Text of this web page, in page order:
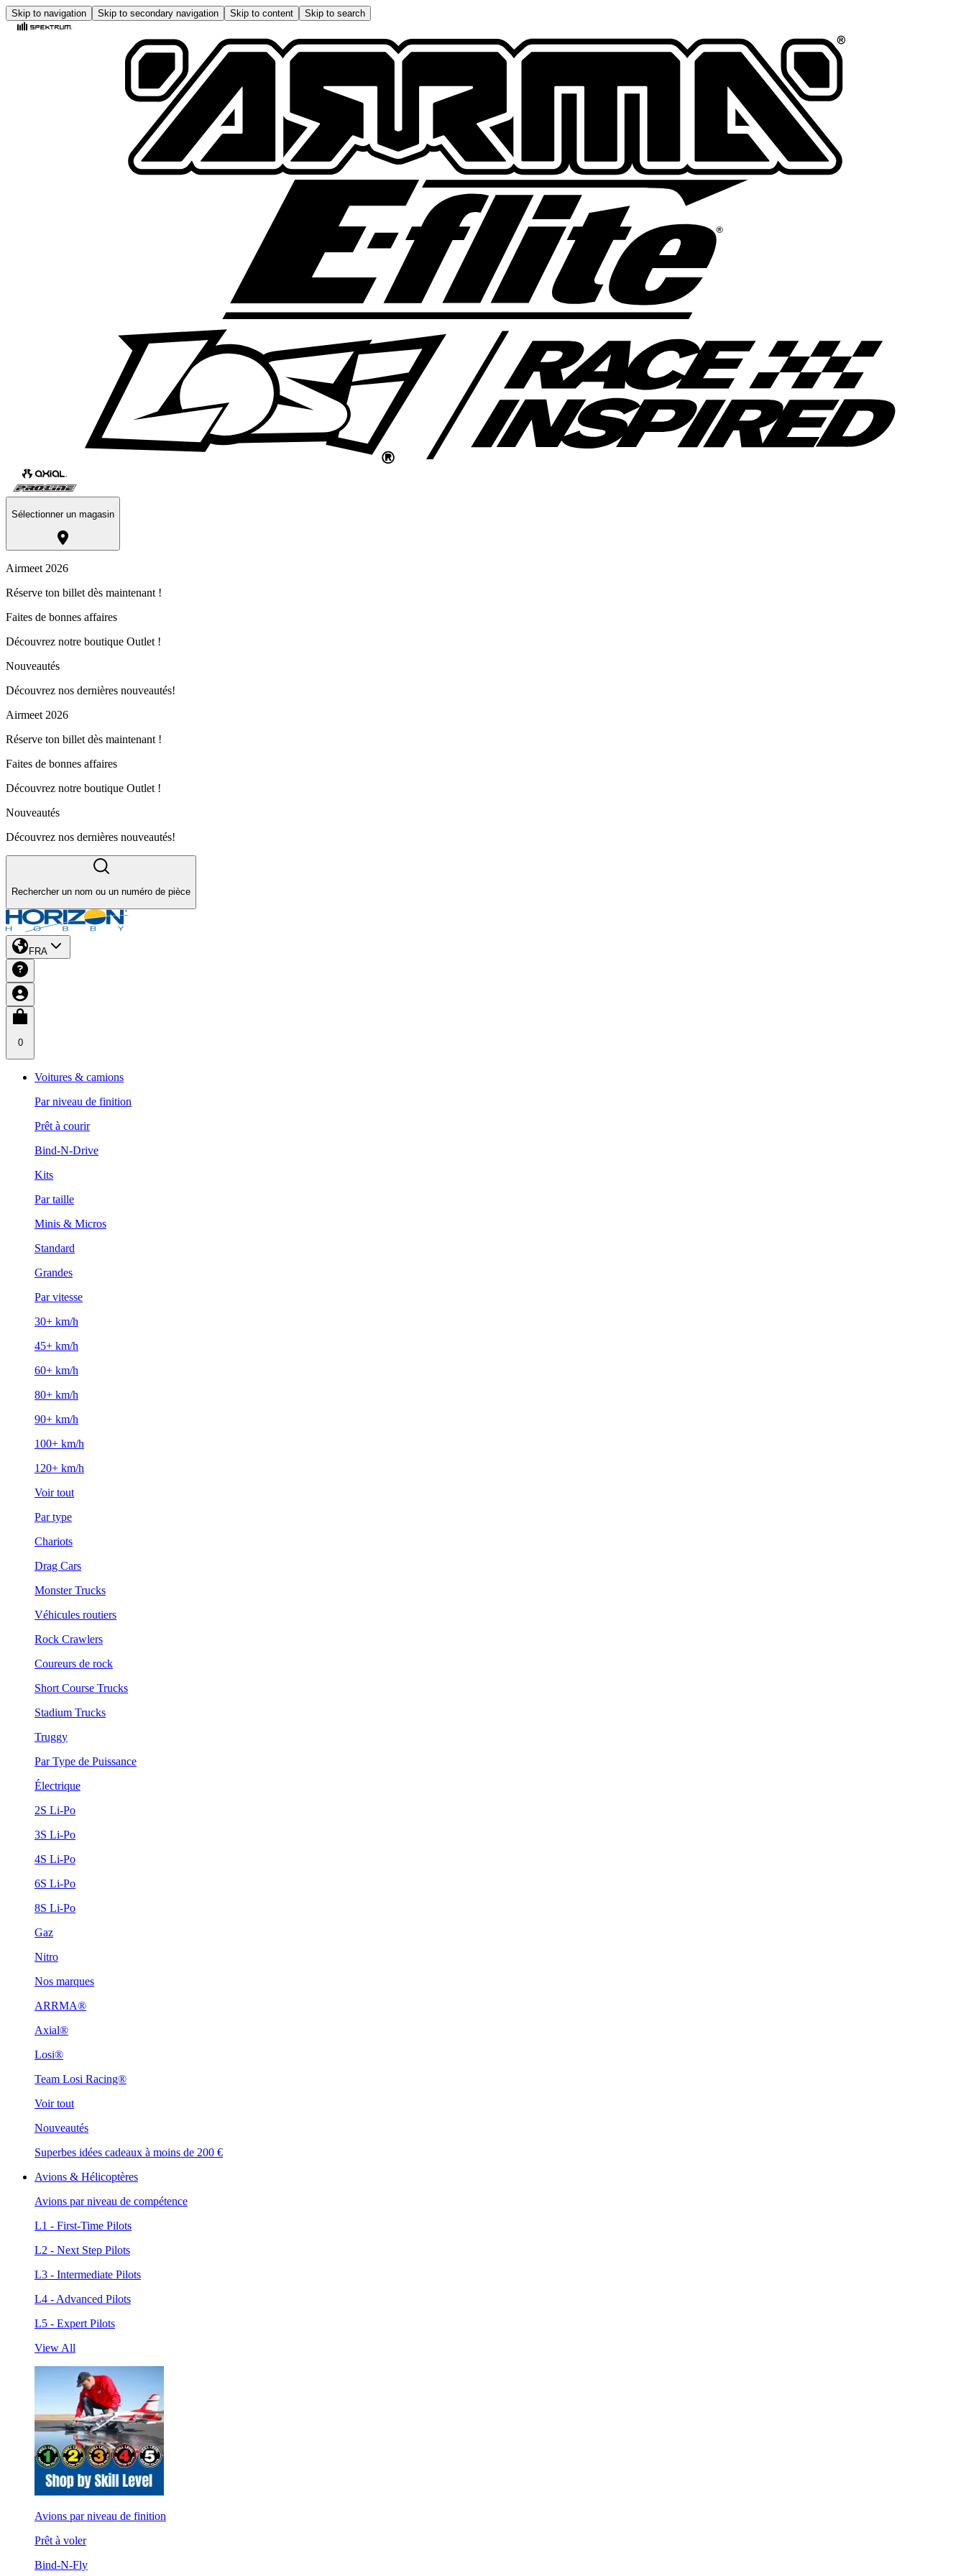
Skip to navigation Skip to secondary navigation Skip to content Skip to search
Sélectionner un magasin
Airmeet 2026
Réserve ton billet dès maintenant !
Faites de bonnes affaires
Découvrez notre boutique Outlet !
Nouveautés
Découvrez nos dernières nouveautés!
Airmeet 2026
Réserve ton billet dès maintenant !
Faites de bonnes affaires
Découvrez notre boutique Outlet !
Nouveautés
Découvrez nos dernières nouveautés!
Rechercher un nom ou un numéro de pièce
FRA
0
Voitures & camions
Par niveau de finition
Prêt à courir
Bind-N-Drive
Kits
Par taille
Minis & Micros
Standard
Grandes
Par vitesse
30+ km/h
45+ km/h
60+ km/h
80+ km/h
90+ km/h
100+ km/h
120+ km/h
Voir tout
Par type
Chariots
Drag Cars
Monster Trucks
Véhicules routiers
Rock Crawlers
Coureurs de rock
Short Course Trucks
Stadium Trucks
Truggy
Par Type de Puissance
Électrique
2S Li-Po
3S Li-Po
4S Li-Po
6S Li-Po
8S Li-Po
Gaz
Nitro
Nos marques
ARRMA®
Axial®
Losi®
Team Losi Racing®
Voir tout
Nouveautés
Superbes idées cadeaux à moins de 200 €
Avions & Hélicoptères
Avions par niveau de compétence
L1 - First-Time Pilots
L2 - Next Step Pilots
L3 - Intermediate Pilots
L4 - Advanced Pilots
L5 - Expert Pilots
View All
Avions par niveau de finition
Prêt à voler
Bind-N-Fly